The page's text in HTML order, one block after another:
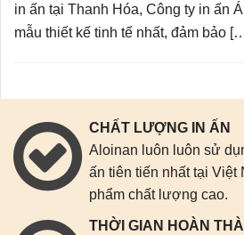
in ấn tại Thanh Hóa, Công ty in ấn
mẫu thiết kế tinh tế nhất, đảm bảo
CHẤT LƯỢNG IN ẤN
Aloinan luôn luôn sử
ấn tiên tiến nhất tại Việt
phẩm chất lượng cao.
THỜI GIAN HOÀN